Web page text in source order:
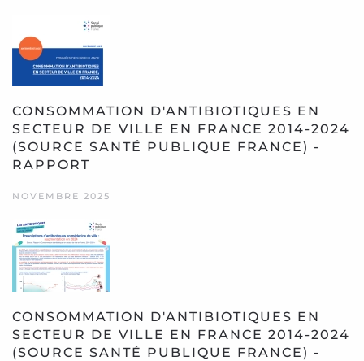
CONSOMMATION D'ANTIBIOTIQUES EN
SECTEUR DE VILLE EN FRANCE 2014-2024
(SOURCE SANTÉ PUBLIQUE FRANCE) -
RAPPORT
NOVEMBRE 2025
CONSOMMATION D'ANTIBIOTIQUES EN
SECTEUR DE VILLE EN FRANCE 2014-2024
(SOURCE SANTÉ PUBLIQUE FRANCE) -